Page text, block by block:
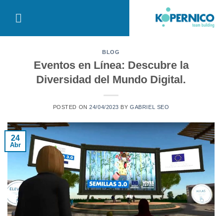
BLOG
Eventos en Línea: Descubre la
Diversidad del Mundo Digital.
POSTED ON24/04/2023 BYGABRIEL SEO
24
Abr